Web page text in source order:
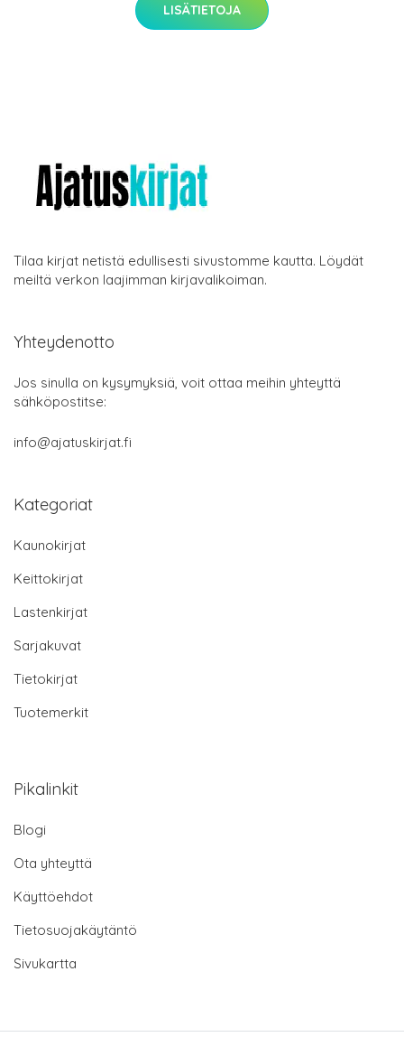
LISÄTIETOJA
Tilaa kirjat netistä edullisesti sivustomme kautta. Löydät
meiltä verkon laajimman kirjavalikoiman.
Yhteydenotto
Jos sinulla on kysymyksiä, voit ottaa meihin yhteyttä
sähköpostitse:
info@ajatuskirjat.fi
Kategoriat
Kaunokirjat
Keittokirjat
Lastenkirjat
Sarjakuvat
Tietokirjat
Tuotemerkit
Pikalinkit
Blogi
Ota yhteyttä
Käyttöehdot
Tietosuojakäytäntö
Sivukartta